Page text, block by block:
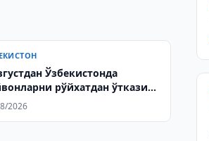
Ўзбекистонда
рўйхатдан ўтказиш
2026